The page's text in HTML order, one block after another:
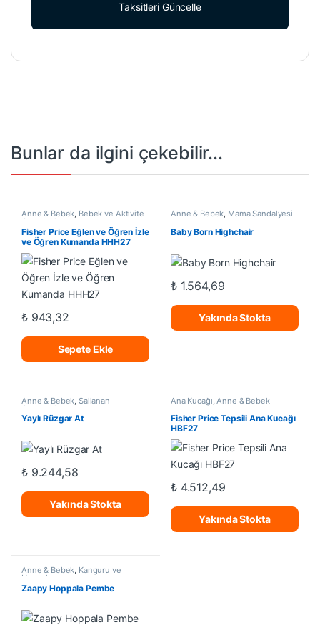
Taksitleri Güncelle
Bunlar da ilgini çekebilir...
Anne & Bebek, Bebek ve Aktivite
Oyuncakları
Fisher Price Eğlen ve Öğren İzle
ve Öğren Kumanda HHH27
₺943,32
Sepete Ekle
Anne & Bebek, Mama Sandalyesi
Baby Born Highchair
₺1.564,69
Yakında Stokta
Anne & Bebek,Sallanan
Yaylı Rüzgar At
₺9.244,58
Yakında Stokta
Ana Kucağı,Anne & Bebek
Fisher Price Tepsili Ana Kucağı
HBF27
₺4.512,49
Yakında Stokta
Anne & Bebek, Kanguru ve
Hoppala
Zaapy Hoppala Pembe